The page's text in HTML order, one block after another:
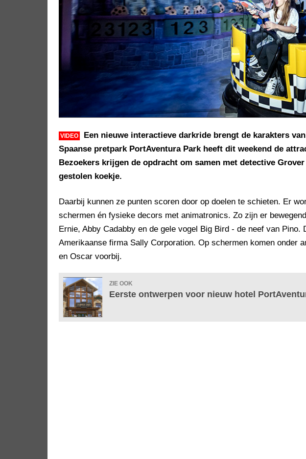
VIDEO
Een nieuwe interactieve darkride brengt de karakters
Spaanse pretpark PortAventura Park heeft dit weekend de
Bezoekers krijgen de opdracht om samen met detective
gestolen koekje.
Daarbij kunnen ze punten scoren door op doelen te schieten. Er
schermen én fysieke decors met animatronics. Zo zijn er
Ernie, Abby Cadabby en de gele vogel Big Bird - de neef van Pino.
Amerikaanse firma Sally Corporation. Op schermen komen onder
en Oscar voorbij.
ZIE OOK
Eerste ontwerpen voor nieuw hotel